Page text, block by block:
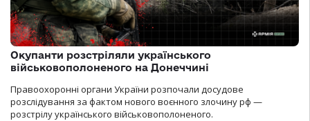
Окупанти розстріляли українського
військовополоненого на Донеччині
Правоохоронні органи України розпочали досудове
розслідування за фактом нового воєнного злочину рф —
розстрілу українського військовополоненого.